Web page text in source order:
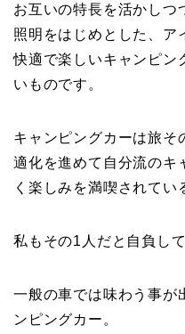
お互いの特長を活かしつ
照明をはじめとした、ア
快適で楽しいキャンピン
いものです。
キャンピングカーは旅そ
適化を進めて自分流のキ
く楽しみを満喫されてい
私もその1人だと自負して
一般の車では味わう事が
ンピングカー。